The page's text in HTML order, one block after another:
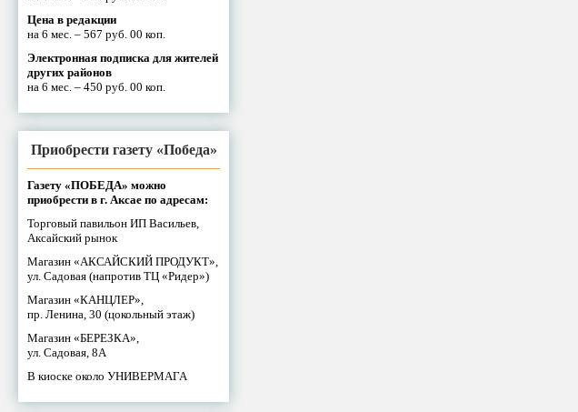
Цена в редакции
на 6 мес. – 567 руб. 00 коп.
Электронная подписка для жителей
других районов
на 6 мес. – 450 руб. 00 коп.
Приобрести газету «Победа»
Газету «ПОБЕДА» можно
приобрести в г. Аксае по адресам:
Торговый павильон ИП Васильев,
Аксайский рынок
Магазин «АКСАЙСКИЙ ПРОДУКТ»,
ул. Садовая (напротив ТЦ «Ридер»)
Магазин «КАНЦЛЕР»,
пр. Ленина, 30 (цокольный этаж)
Магазин «БЕРЕЗКА»,
ул. Садовая, 8А
В киоске около УНИВЕРМАГА